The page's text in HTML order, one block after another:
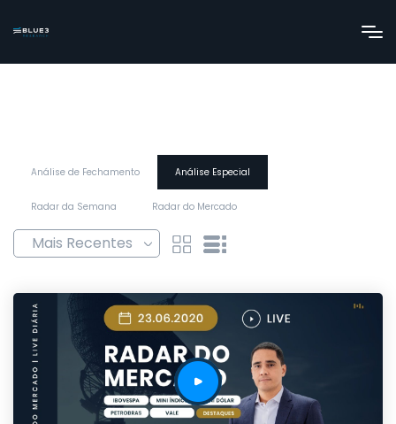
Análise de Fechamento Análise Especial
Radar da Semana Radar do Mercado